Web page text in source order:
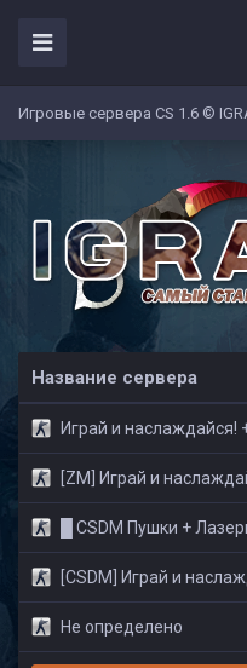
Игровые сервера CS 1.6 ©
Название сервера
Играй и наслаждайся! +18
[ZM] Играй и наслаждайся! ©
█ CSDM Пушки + Лазеры |
[CSDM] Играй и наслаждайся!
Не определено